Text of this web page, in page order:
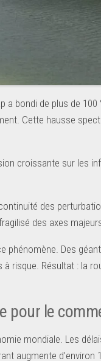
a bondi de plus de
Cette hausse
croissante sur les
des
des axes
phénomène. Des
risque. Résultat : la
pour le
mondiale. Les
augmente